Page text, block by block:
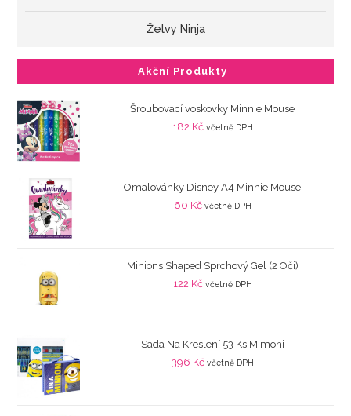
Želvy Ninja
Akční Produkty
Šroubovací voskovky Minnie Mouse
182 Kč včetně DPH
Omalovánky Disney A4 Minnie Mouse
60 Kč včetně DPH
Minions Shaped Sprchový Gel (2 Oči)
122 Kč včetně DPH
Sada Na Kreslení 53 Ks Mimoni
396 Kč včetně DPH